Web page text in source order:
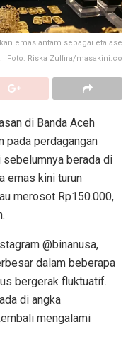
emas antam sebagai etalase
| Foto: Riska Zulfira/masakini.co
di Banda Aceh
pada perdagangan
berada di
emas kini turun
merosot Rp150.000,
@binanusa,
dalam beberapa
bergerak fluktuatif.
di angka
mengalami